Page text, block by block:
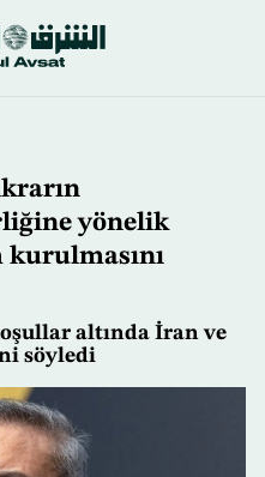
yönelik
altında İran ve
söyledi